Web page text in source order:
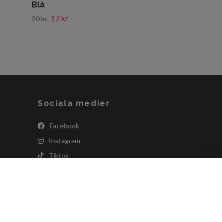
Blå
20 kr 17 kr
Sociala medier
Facebook
Instagram
Tiktok